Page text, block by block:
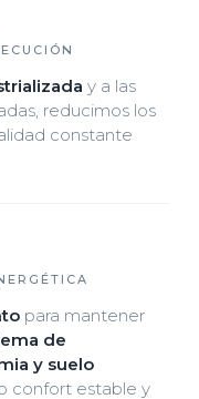
y a las
reducimos los
constante
para mantener
de
y suelo
confort estable y